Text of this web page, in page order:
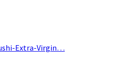
Extra-Virgin…